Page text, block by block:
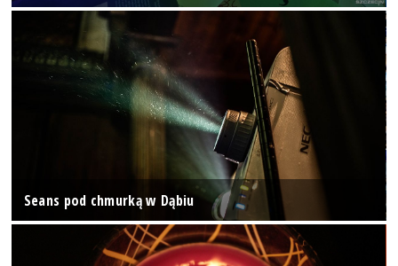
Seans pod chmurką w Dąbiu